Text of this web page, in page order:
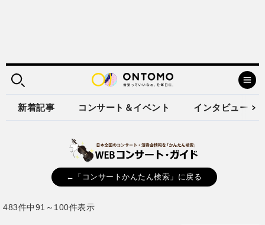
新着記事 コンサート＆イベント インタビュー
←「コンサートかんたん検索」に戻る
483件中91～100件表示